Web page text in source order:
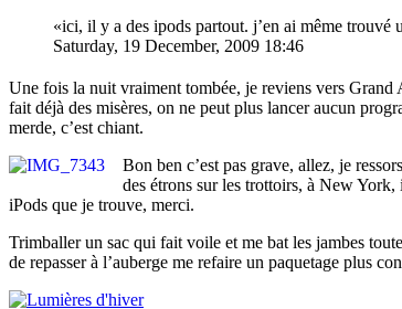
ici, il y a des ipods partout. j’en ai même
Saturday, 19 December, 2009 18:46
Une fois la nuit vraiment tombée, je reviens vers Grand
fait déjà des misères, on ne peut plus lancer aucun
merde, c’est chiant.
Bon ben c’est pas grave, allez, je
des étrons sur les trottoirs, à New
iPods que je trouve, merci.
Trimballer un sac qui fait voile et me bat les jambes
de repasser à l’auberge me refaire un paquetage plus